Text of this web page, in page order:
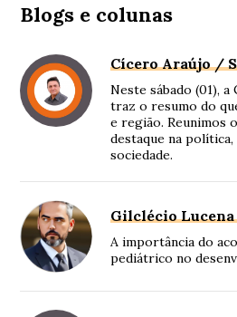
Blogs e colunas
Cícero Araújo /
Neste sábado (01),
traz o resumo do
e região. Reunimos
destaque na
sociedade.
Gilclécio
A importância do
pediátrico no